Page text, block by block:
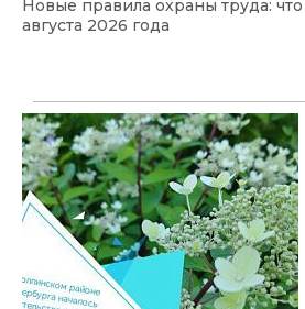
Новые правила охраны труда: что
августа 2026 года